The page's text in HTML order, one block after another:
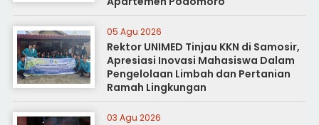
05 Agu 2026
Rektor UNIMED Tinjau KKN di Samosir,
Apresiasi Inovasi Mahasiswa Dalam
Pengelolaan Limbah dan Pertanian
Ramah Lingkungan
03 Agu 2026